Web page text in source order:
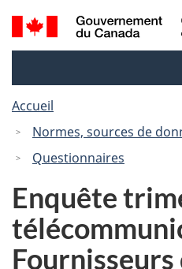
Recherche
et
Accueil
Normes, sources de
Questionnaires
Enquête